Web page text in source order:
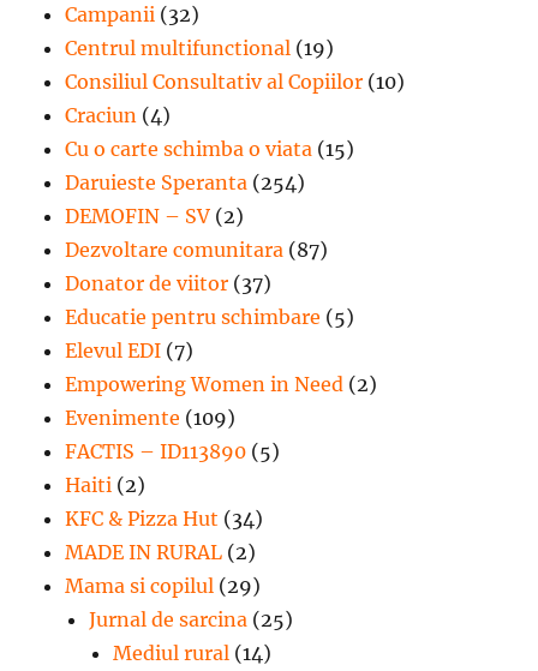
Campanii (32)
Centrul multifunctional (19)
Consiliul Consultativ al Copiilor (10)
Craciun (4)
Cu o carte schimba o viata (15)
Daruieste Speranta (254)
DEMOFIN – SV (2)
Dezvoltare comunitara (87)
Donator de viitor (37)
Educatie pentru schimbare (5)
Elevul EDI (7)
Empowering Women in Need (2)
Evenimente (109)
FACTIS – ID113890 (5)
Haiti (2)
KFC & Pizza Hut (34)
MADE IN RURAL (2)
Mama si copilul (29)
Jurnal de sarcina (25)
Mediul rural (14)